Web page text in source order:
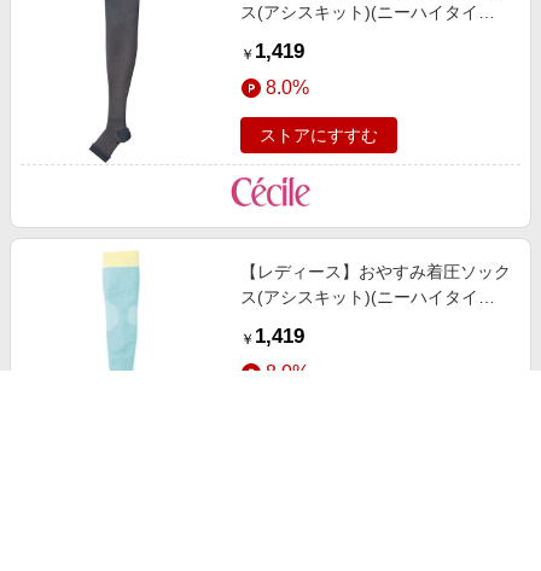
ス(アシスキット)(ニーハイタイプ)
ールグレーB(ソフトタイプ)
￥ 1,419
8.0%
ストアにすすむ
【レディース】おやすみ着圧ソック
ス(アシスキット)(ニーハイタイプ)
ブルーC(スーパーハードタイプ)
￥ 1,419
8.0%